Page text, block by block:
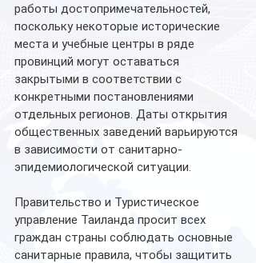
работы достопримечательностей,
поскольку некоторые исторические
места и учебные центры в ряде
провинций могут оставаться
закрытыми в соответствии с
конкретными постановлениями
отдельных регионов. Даты открытия
общественных заведений варьируются
в зависимости от санитарно-
эпидемиологической ситуации.
Правительство и Туристическое
управление Таиланда просит всех
граждан страны соблюдать основные
санитарные правила, чтобы защитить